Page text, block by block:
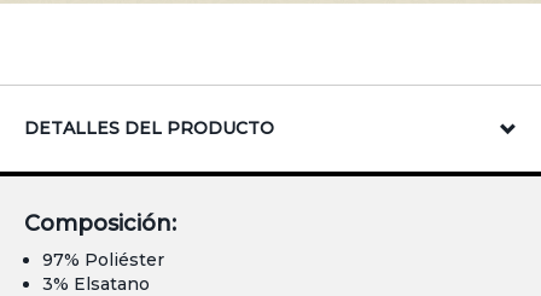
DETALLES DEL PRODUCTO
Composición:
97% Poliéster
3% Elsatano